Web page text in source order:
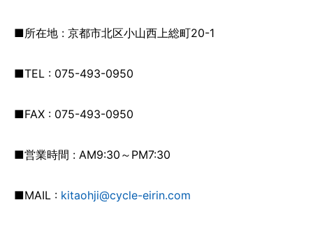
■所在地 : 京都市北区小山西上総町20-1
■TEL : 075-493-0950
■FAX : 075-493-0950
■営業時間 : AM9:30～PM7:30
■MAIL : kitaohji@cycle-eirin.com